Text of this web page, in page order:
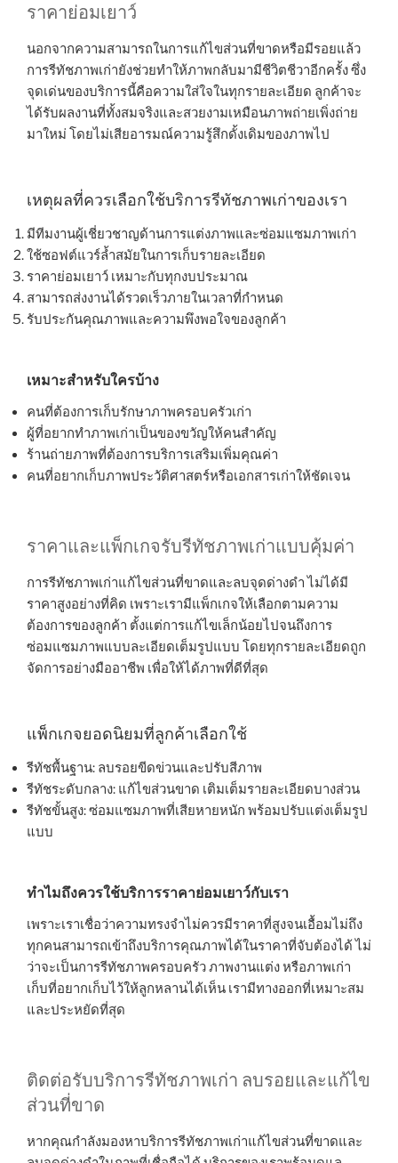
ราคาย่อมเยาว์
นอกจากความสามารถในการแก้ไขส่วนที่ขาดหรือมีรอยแล้ว
การรีทัชภาพเก่ายังช่วยทำให้ภาพกลับมามีชีวิตชีวาอีกครั้ง ซึ่ง
จุดเด่นของบริการนี้คือความใส่ใจในทุกรายละเอียด ลูกค้าจะ
ได้รับผลงานที่ทั้งสมจริงและสวยงามเหมือนภาพถ่ายเพิ่งถ่าย
มาใหม่ โดยไม่เสียอารมณ์ความรู้สึกดั้งเดิมของภาพไป
เหตุผลที่ควรเลือกใช้บริการรีทัชภาพเก่าของเรา
มีทีมงานผู้เชี่ยวชาญด้านการแต่งภาพและซ่อมแซมภาพเก่า
ใช้ซอฟต์แวร์ล้ำสมัยในการเก็บรายละเอียด
ราคาย่อมเยาว์ เหมาะกับทุกงบประมาณ
สามารถส่งงานได้รวดเร็วภายในเวลาที่กำหนด
รับประกันคุณภาพและความพึงพอใจของลูกค้า
เหมาะสำหรับใครบ้าง
คนที่ต้องการเก็บรักษาภาพครอบครัวเก่า
ผู้ที่อยากทำภาพเก่าเป็นของขวัญให้คนสำคัญ
ร้านถ่ายภาพที่ต้องการบริการเสริมเพิ่มคุณค่า
คนที่อยากเก็บภาพประวัติศาสตร์หรือเอกสารเก่าให้ชัดเจน
ราคาและแพ็กเกจรับรีทัชภาพเก่าแบบคุ้มค่า
การรีทัชภาพเก่าแก้ไขส่วนที่ขาดและลบจุดด่างดำ ไม่ได้มี
ราคาสูงอย่างที่คิด เพราะเรามีแพ็กเกจให้เลือกตามความ
ต้องการของลูกค้า ตั้งแต่การแก้ไขเล็กน้อยไปจนถึงการ
ซ่อมแซมภาพแบบละเอียดเต็มรูปแบบ โดยทุกรายละเอียดถูก
จัดการอย่างมืออาชีพ เพื่อให้ได้ภาพที่ดีที่สุด
แพ็กเกจยอดนิยมที่ลูกค้าเลือกใช้
รีทัชพื้นฐาน: ลบรอยขีดข่วนและปรับสีภาพ
รีทัชระดับกลาง: แก้ไขส่วนขาด เติมเต็มรายละเอียดบางส่วน
รีทัชขั้นสูง: ซ่อมแซมภาพที่เสียหายหนัก พร้อมปรับแต่งเต็มรูป
แบบ
ทำไมถึงควรใช้บริการราคาย่อมเยาว์กับเรา
เพราะเราเชื่อว่าความทรงจำไม่ควรมีราคาที่สูงจนเอื้อมไม่ถึง
ทุกคนสามารถเข้าถึงบริการคุณภาพได้ในราคาที่จับต้องได้ ไม่
ว่าจะเป็นการรีทัชภาพครอบครัว ภาพงานแต่ง หรือภาพเก่า
เก็บที่อยากเก็บไว้ให้ลูกหลานได้เห็น เรามีทางออกที่เหมาะสม
และประหยัดที่สุด
ติดต่อรับบริการรีทัชภาพเก่า ลบรอยและแก้ไข
ส่วนที่ขาด
หากคุณกำลังมองหาบริการรีทัชภาพเก่าแก้ไขส่วนที่ขาดและ